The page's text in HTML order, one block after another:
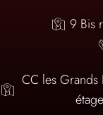
9 Bis
CC les Grands